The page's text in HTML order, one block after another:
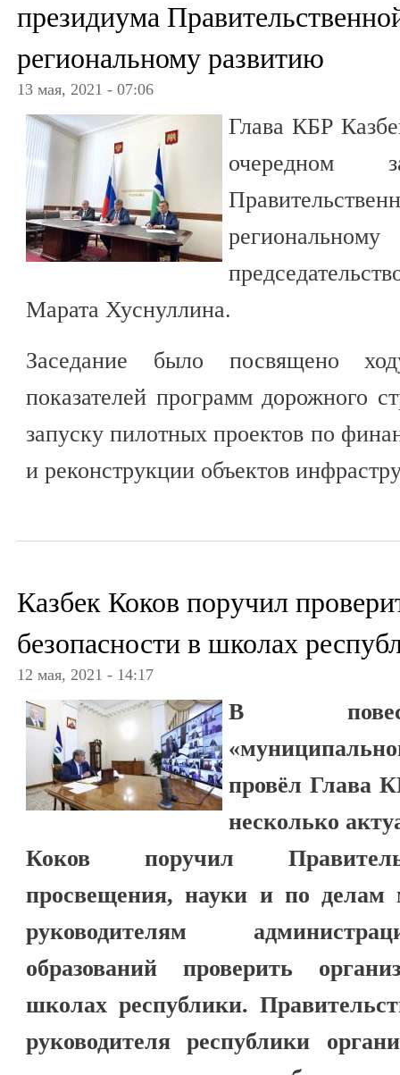
президиума
региональному развитию
13 мая, 2021 - 07:06
Глава КБР
очередном
Марата Хуснуллина.
Заседание было посвящено
показателей программ дорожного
запуску пилотных проектов по
и реконструкции объектов
Казбек Коков поручил
безопасности в школах
12 мая, 2021 - 14:17
В
провёл Глава
несколько
Коков поручил
просвещения, науки и по делам
руководителям
образований проверить
школах республики.
руководителя республики